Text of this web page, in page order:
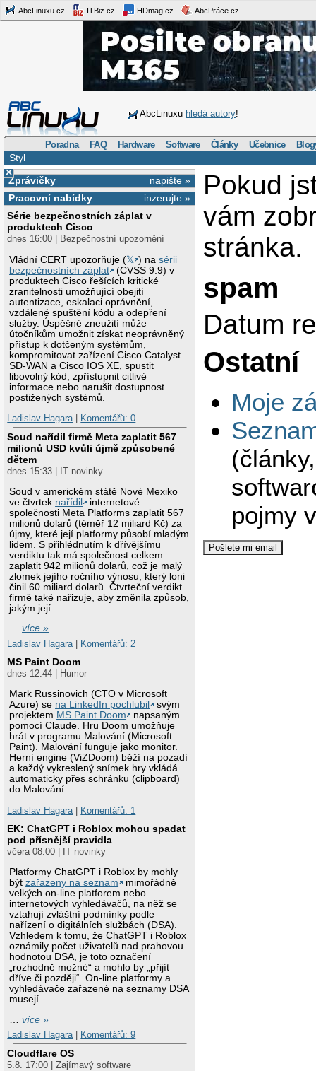
AbcLinuxu.cz ITBiz.cz HDmag.cz AbcPráce.cz
AbcLinuxu hledá autory!
Poradna FAQ Hardware Software Články Učebnice
Styl
×
napište »
Zprávičky
inzerujte »
Pracovní nabídky
Série bezpečnostních záplat v
produktech Cisco
dnes 16:00 | Bezpečnostní upozornění
Vládní CERT upozorňuje (𝕏 ) nasérii
bezpečnostních záplat
(CVSS 9.9) v
produktech Cisco řešících kritické
zranitelnosti umožňující obejití
autentizace, eskalaci oprávnění,
vzdálené spuštění kódu a odepření
služby. Úspěšné zneužití může
útočníkům umožnit získat neoprávněný
přístup k dotčeným systémům,
kompromitovat zařízení Cisco Catalyst
SD-WAN a Cisco IOS XE, spustit
libovolný kód, zpřístupnit citlivé
informace nebo narušit dostupnost
postižených systémů.
Ladislav Hagara| Komentářů: 0
Soud nařídil firmě Meta zaplatit 567
milionů USD kvůli újmě způsobené
dětem
dnes 15:33 | IT novinky
Soud v americkém státě Nové Mexiko
ve čtvrtek nařídil
internetové
společnosti Meta Platforms zaplatit 567
milionů dolarů (téměř 12 miliard Kč) za
újmy, které její platformy působí mladým
lidem. S přihlédnutím k dřívějšímu
verdiktu tak má společnost celkem
zaplatit 942 milionů dolarů, což je malý
zlomek jejího ročního výnosu, který loni
činil 60 miliard dolarů. Čtvrteční verdikt
firmě také nařizuje, aby změnila způsob,
jakým její
…více »
Ladislav Hagara
Komentářů: 2
MS Paint Doom
dnes 12:44 | Humor
Mark Russinovich (CTO v Microsoft
Azure) se na LinkedIn pochlubil
svým
projektem MS Paint Doom
napsaným
pomocí Claude. Hru Doom umožňuje
hrát v programu Malování (Microsoft
Paint). Malování funguje jako monitor.
Herní engine (ViZDoom) běží na pozadí
a každý vykreslený snímek hry vkládá
automaticky přes schránku (clipboard)
do Malování.
Ladislav Hagara
Komentářů: 1
EK: ChatGPT i Roblox mohou spadat
pod přísnější pravidla
včera 08:00 | IT novinky
Platformy ChatGPT i Roblox by mohly
býtzařazeny na seznam
mimořádně
velkých on-line platforem nebo
internetových vyhledávačů, na něž se
vztahují zvláštní podmínky podle
nařízení o digitálních službách (DSA).
Vzhledem k tomu, že ChatGPT i Roblox
oznámily počet uživatelů nad prahovou
hodnotou DSA, je toto označení
„rozhodně možné“ a mohlo by „přijít
dříve či později“. On-line platformy a
vyhledávače zařazené na seznamy DSA
musejí
…více »
Ladislav Hagara| Komentářů: 9
Cloudflare OS
5.8. 17:00 | Zajímavý software
Pokud
vám
stránka.
spam
Datum
Ostatní
Moje
pojmy